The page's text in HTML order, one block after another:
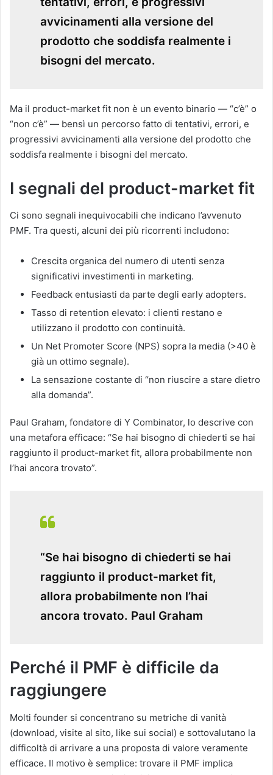
avvicinamenti alla versione del
prodotto che soddisfa realmente i
bisogni del mercato.
Ma il product-market fit non è un evento binario — “c’è” o
“non c’è” — bensì un percorso fatto di tentativi, errori, e
progressivi avvicinamenti alla versione del prodotto che
soddisfa realmente i bisogni del mercato.
I segnali del product-market fit
Ci sono segnali inequivocabili che indicano l’avvenuto
PMF. Tra questi, alcuni dei più ricorrenti includono:​
Crescita organica del numero di utenti senza
significativi investimenti in marketing.
Feedback entusiasti da parte degli early adopters.
Tasso di retention elevato: i clienti restano e
utilizzano il prodotto con continuità.
Un Net Promoter Score (NPS) sopra la media (>40 è
già un ottimo segnale).
La sensazione costante di “non riuscire a stare dietro
alla domanda”.
Paul Graham, fondatore di Y Combinator, lo descrive con
una metafora efficace: “Se hai bisogno di chiederti se hai
raggiunto il product-market fit, allora probabilmente non
l’hai ancora trovato”.
“Se hai bisogno di chiederti se hai
raggiunto il product-market fit,
allora probabilmente non l’hai
ancora trovato. Paul Graham
Perché il PMF è difficile da
raggiungere
Molti founder si concentrano su metriche di vanità
(download, visite al sito, like sui social) e sottovalutano la
difficoltà di arrivare a una proposta di valore veramente
efficace. Il motivo è semplice: trovare il PMF implica